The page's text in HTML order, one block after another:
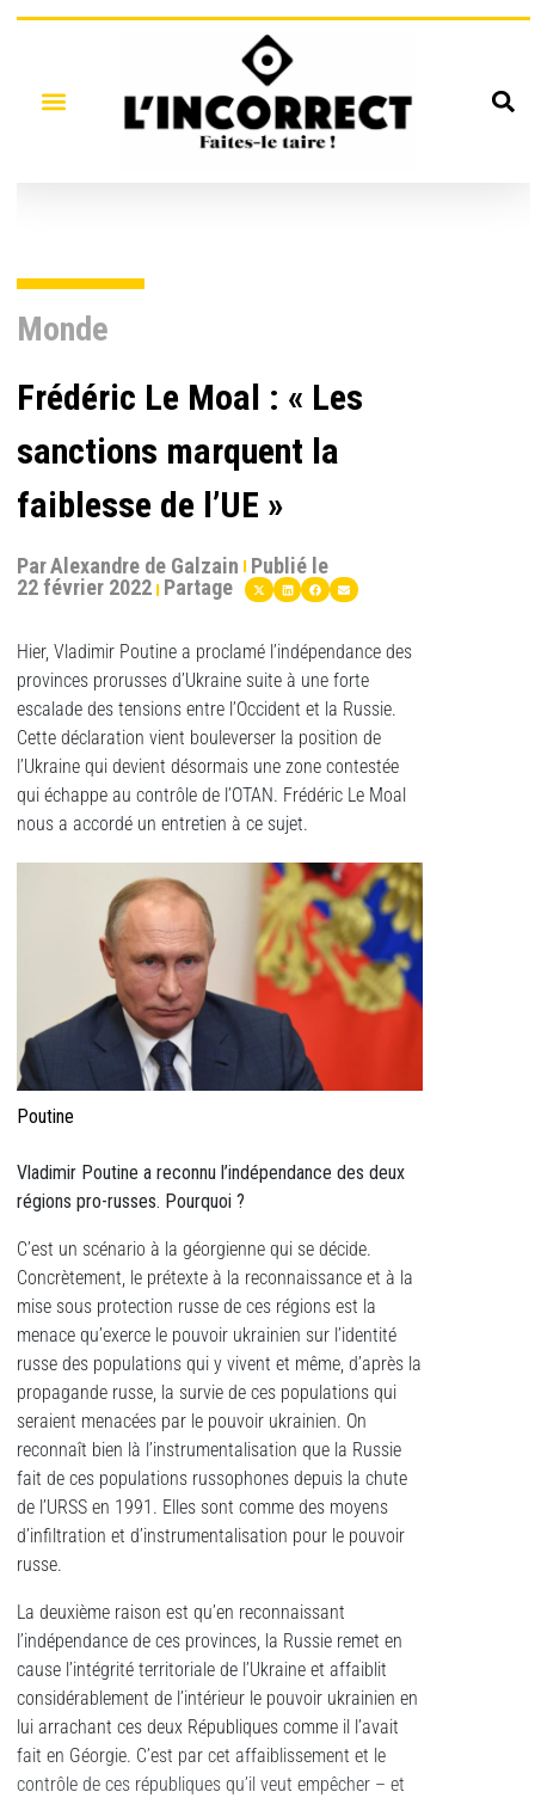
Monde
Frédéric Le Moal : « Les
sanctions marquent la
faiblesse de l’UE »
ParAlexandre de Galzain Publié le
22 février 2022 Partage
Hier, Vladimir Poutine a proclamé l’indépendance des
provinces prorusses d’Ukraine suite à une forte
escalade des tensions entre l’Occident et la Russie.
Cette déclaration vient bouleverser la position de
l’Ukraine qui devient désormais une zone contestée
qui échappe au contrôle de l’OTAN. Frédéric Le Moal
nous a accordé un entretien à ce sujet.
Poutine
Vladimir Poutine a reconnu l’indépendance des deux
régions pro-russes. Pourquoi ?
C’est un scénario à la géorgienne qui se décide.
Concrètement, le prétexte à la reconnaissance et à la
mise sous protection russe de ces régions est la
menace qu’exerce le pouvoir ukrainien sur l’identité
russe des populations qui y vivent et même, d’après la
propagande russe, la survie de ces populations qui
seraient menacées par le pouvoir ukrainien. On
reconnaît bien là l’instrumentalisation que la Russie
fait de ces populations russophones depuis la chute
de l’URSS en 1991. Elles sont comme des moyens
d’infiltration et d’instrumentalisation pour le pouvoir
russe.
La deuxième raison est qu’en reconnaissant
l’indépendance de ces provinces, la Russie remet en
cause l’intégrité territoriale de l’Ukraine et affaiblit
considérablement de l’intérieur le pouvoir ukrainien en
lui arrachant ces deux Républiques comme il l’avait
fait en Géorgie. C’est par cet affaiblissement et le
contrôle de ces républiques qu’il veut empêcher – et